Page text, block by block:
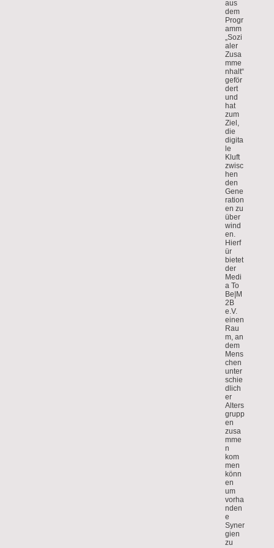
aus
dem
Progr
amm
„Sozi
aler
Zusa
mme
nhalt“
geför
dert
und
hat
zum
Ziel,
die
digita
le
Kluft
zwisc
hen
den
Gene
ration
en zu
über
wind
en.
Hierf
ür
bietet
der
Medi
a To
Be|M
2B
e.V.
einen
Rau
m, an
dem
Mens
chen
unter
schie
dlich
er
Alters
grupp
en
zusa
mme
n
kom
men
könn
en
um
vorha
nden
e
Syner
gien
zu